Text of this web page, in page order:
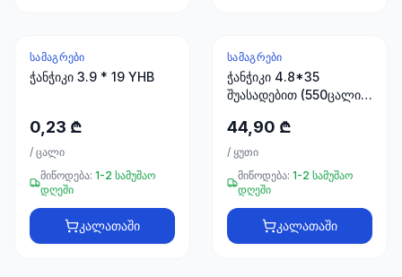
ᲡᲐᲛᲐᲒᲠᲔᲑᲘ
ჭანჭიკი 3.9 * 19 YHB
0,23 ₾
/ ცალი
მიწოდება: 1-2 სამუშაო
დღეში
კალათაში
ᲡᲐᲛᲐᲒᲠᲔᲑᲘ
ჭანჭიკი 4.8*35
შუასადებით (550ცალი)
44,90 ₾
/ ყუთი
მიწოდება: 1-2 სამუშაო
დღეში
კალათაში